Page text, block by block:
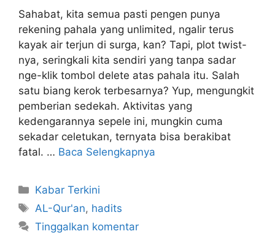
Sahabat, kita semua pasti pengen punya
rekening pahala yang unlimited, ngalir terus
kayak air terjun di surga, kan? Tapi, plot twist-
nya, seringkali kita sendiri yang tanpa sadar
nge-klik tombol delete atas pahala itu. Salah
satu biang kerok terbesarnya? Yup, mengungkit
pemberian sedekah. Aktivitas yang
kedengarannya sepele ini, mungkin cuma
sekadar celetukan, ternyata bisa berakibat
fatal. … Baca Selengkapnya
Kabar Terkini
AL-Qur'an, hadits
Tinggalkan komentar